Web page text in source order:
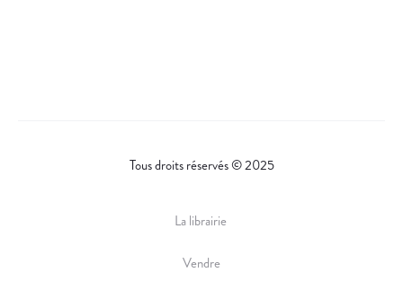
Tous droits réservés © 2025
La librairie
Vendre